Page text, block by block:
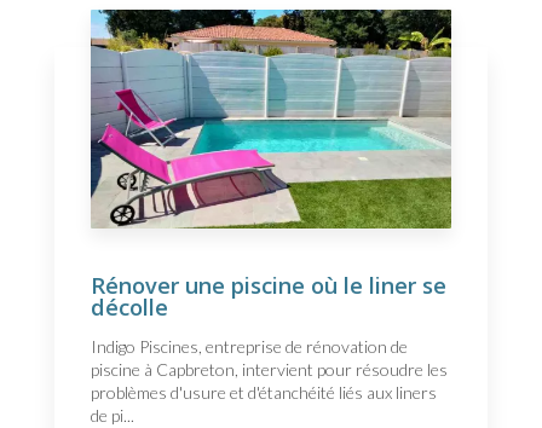
Rénover une piscine où le liner se
décolle
Indigo Piscines, entreprise de rénovation de
piscine à Capbreton, intervient pour résoudre les
problèmes d'usure et d'étanchéité liés aux liners
de pi...